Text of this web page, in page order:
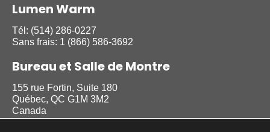
Lumen Warm
Tél: (514) 286-0227
Sans frais: 1 (866) 586-3692
Bureau et Salle de Montre
155 rue Fortin, Suite 180
Québec, QC G1M 3M2
Canada